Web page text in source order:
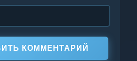
КОММЕНТАРИЙ